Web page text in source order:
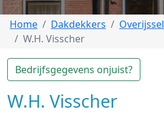
Home Dakdekkers Overijssel
W.H. Visscher
Bedrijfsgegevens onjuist?
W.H. Visscher